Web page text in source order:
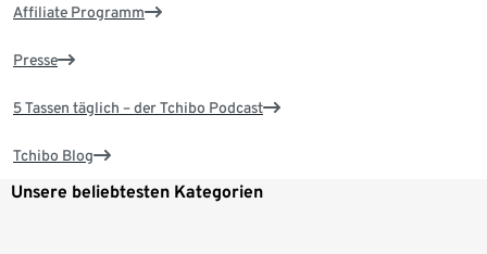
Affiliate Programm
Presse
5 Tassen täglich – der Tchibo Podcast
Tchibo Blog
Unsere beliebtesten Kategorien